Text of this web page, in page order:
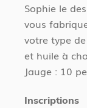
Sophie le
vous
votre type
et huile à
Jauge : 10
Inscriptions